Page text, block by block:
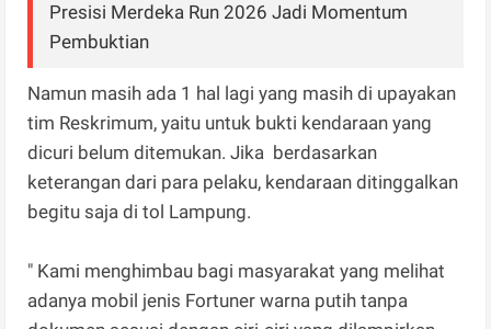
Presisi Merdeka Run 2026 Jadi Momentum
Pembuktian
Namun masih ada 1 hal lagi yang masih di upayakan
tim Reskrimum, yaitu untuk bukti kendaraan yang
dicuri belum ditemukan. Jika berdasarkan
keterangan dari para pelaku, kendaraan ditinggalkan
begitu saja di tol Lampung.
" Kami menghimbau bagi masyarakat yang melihat
adanya mobil jenis Fortuner warna putih tanpa